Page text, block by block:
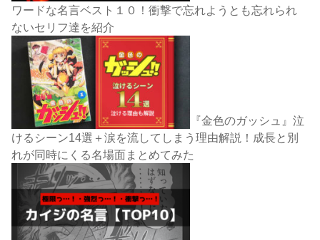
ワードな名言ベスト１０！衝撃で忘れようとも忘れられ
ないセリフ達を紹介
『金色のガッシュ』泣
けるシーン14選＋涙を流してしまう理由解説！成長と別
れが同時にくる名場面まとめてみた